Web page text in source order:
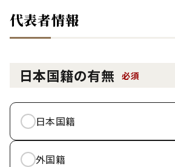
代表者情報
日本国籍の有無 必須
日本国籍
外国籍